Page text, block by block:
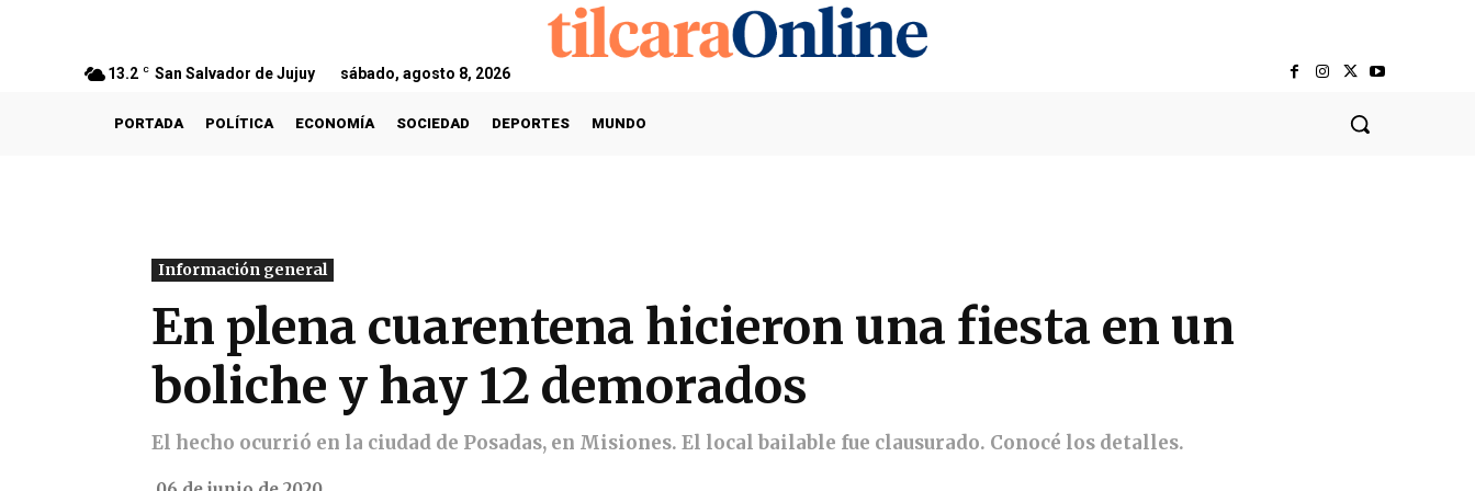
13.2 C San Salvador de Jujuy sábado, agosto 8, 2026
PORTADA POLÍTICA ECONOMÍA SOCIEDAD DEPORTES MUNDO
Información general
En plena cuarentena hicieron una fiesta en un
boliche y hay 12 demorados
El hecho ocurrió en la ciudad de Posadas, en Misiones. El local bailable fue clausurado. Conocé los detalles.